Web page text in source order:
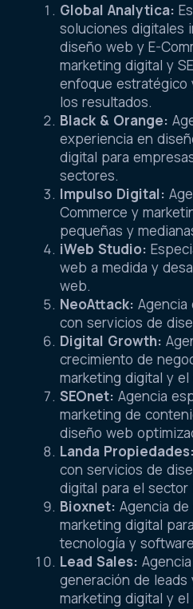
Global Analytica:
soluciones digitales
diseño web y E-
marketing digital y
enfoque estratégico
los resultados.
Black & Orange:
experiencia en
digital para
sectores.
Impulso Digital:
Commerce y
pequeñas y
iWeb Studio:
web a medida y
web.
NeoAttack: Agencia
con servicios de
Digital Growth:
crecimiento de
marketing digital y
SEOnet: Agencia
marketing de
diseño web
Landa Propiedades:
con servicios de
digital para el sector
Bioxnet: Agencia
marketing digital
tecnología y
Lead Sales:
generación de
marketing digital y